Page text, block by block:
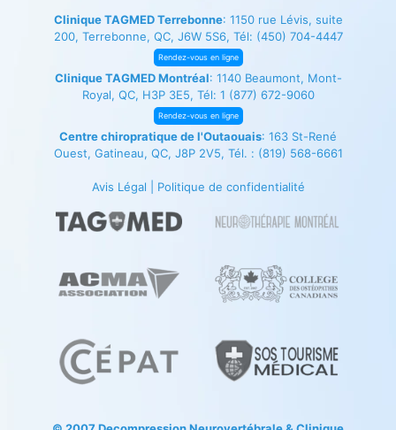
Clinique TAGMED Terrebonne: 1150 rue Lévis, suite
200, Terrebonne, QC, J6W 5S6, Tél: (450) 704-4447
Rendez-vous en ligne
Clinique TAGMED Montréal: 1140 Beaumont, Mont-
Royal, QC, H3P 3E5, Tél: 1 (877) 672-9060
Rendez-vous en ligne
Centre chiropratique de l'Outaouais: 163 St-René
Ouest, Gatineau, QC, J8P 2V5, Tél. : (819) 568-6661
Avis Légal Politique de confidentialité